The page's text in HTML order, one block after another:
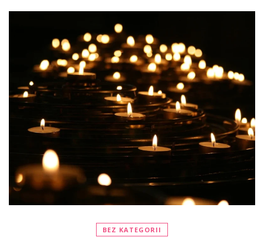
BEZ KATEGORII